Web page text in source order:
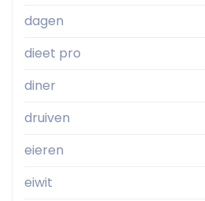
dagen
dieet pro
diner
druiven
eieren
eiwit